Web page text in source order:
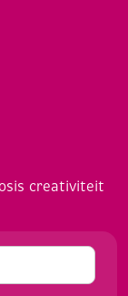
creativiteit